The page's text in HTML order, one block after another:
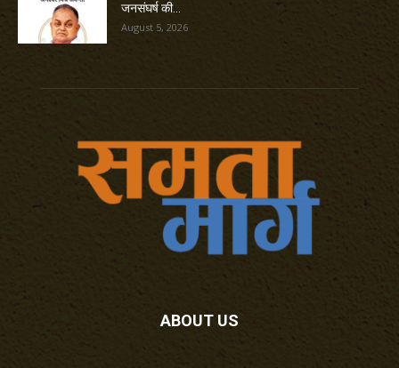
जनसंघर्ष की...
August 5, 2026
ABOUT US